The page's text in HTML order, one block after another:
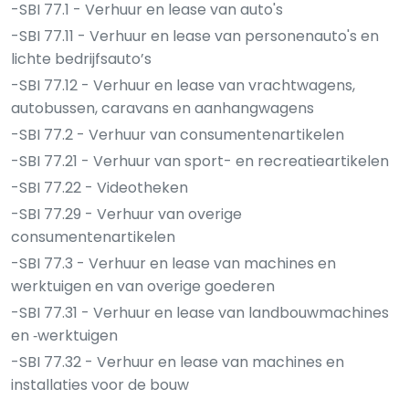
-SBI 77.1 - Verhuur en lease van auto's
-SBI 77.11 - Verhuur en lease van personenauto's en
lichte bedrijfsauto’s
-SBI 77.12 - Verhuur en lease van vrachtwagens,
autobussen, caravans en aanhangwagens
-SBI 77.2 - Verhuur van consumentenartikelen
-SBI 77.21 - Verhuur van sport- en recreatieartikelen
-SBI 77.22 - Videotheken
-SBI 77.29 - Verhuur van overige
consumentenartikelen
-SBI 77.3 - Verhuur en lease van machines en
werktuigen en van overige goederen
-SBI 77.31 - Verhuur en lease van landbouwmachines
en ‑werktuigen
-SBI 77.32 - Verhuur en lease van machines en
installaties voor de bouw